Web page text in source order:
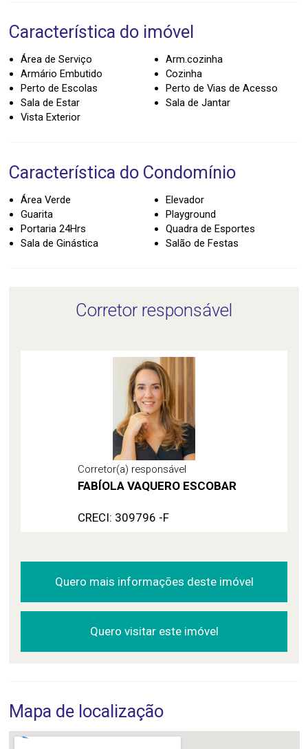
Característica do imóvel
Área de Serviço
Arm.cozinha
Armário Embutido
Cozinha
Perto de Escolas
Perto de Vias de Acesso
Sala de Estar
Sala de Jantar
Vista Exterior
Característica do Condomínio
Área Verde
Elevador
Guarita
Playground
Portaria 24Hrs
Quadra de Esportes
Sala de Ginástica
Salão de Festas
Corretor responsável
Corretor(a) responsável
FABÍOLA VAQUERO ESCOBAR
CRECI: 309796 -F
Quero mais informações deste imóvel
Quero visitar este imóvel
Mapa de localização